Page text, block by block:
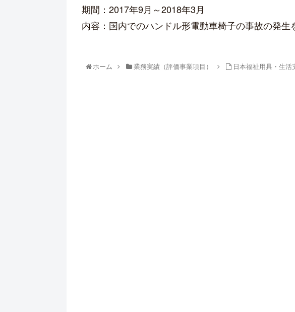
期間：2017年9月～2018年3月
内容：国内でのハンドル形電動車椅子の事故の発
ホーム 業務実績（評価事業項目） 日本福祉用具・生